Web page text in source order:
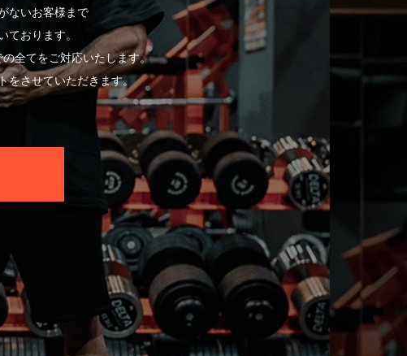
ないお客様まで
ております。
全てをご対応いたします。
をさせていただきます。